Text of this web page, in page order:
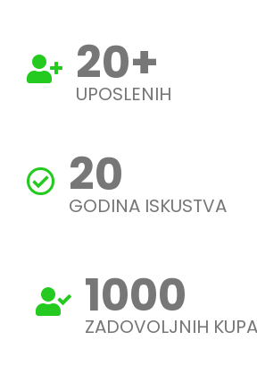
20+
UPOSLENIH
20
GODINA ISKUSTVA
1000
ZADOVOLJNIH